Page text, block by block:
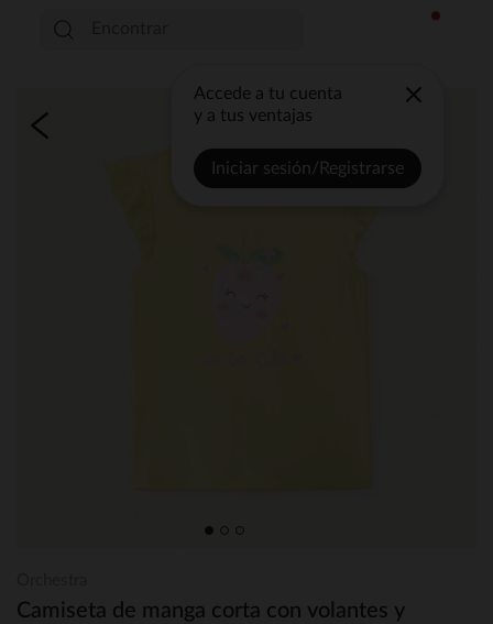
Accede a tu cuenta
y a tus ventajas
Iniciar sesión/Registrarse
Camiseta de manga corta con volantes y